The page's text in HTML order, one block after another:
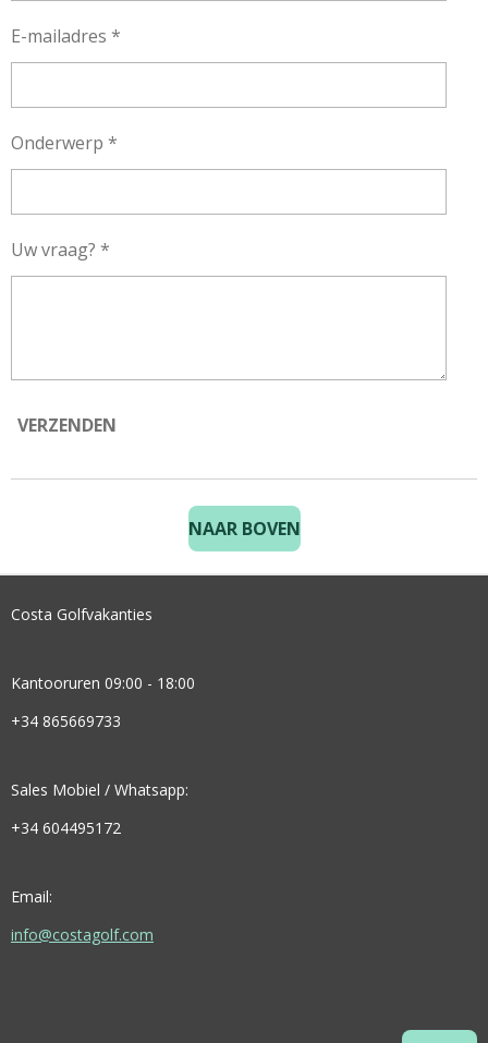
E-mailadres *
Onderwerp *
Uw vraag? *
VERZENDEN
NAAR BOVEN
Costa Golfvakanties
Kantooruren 09:00 - 18:00
+34 865669733
Sales Mobiel / Whatsapp:
+34 604495172
Email:
info@costagolf.com